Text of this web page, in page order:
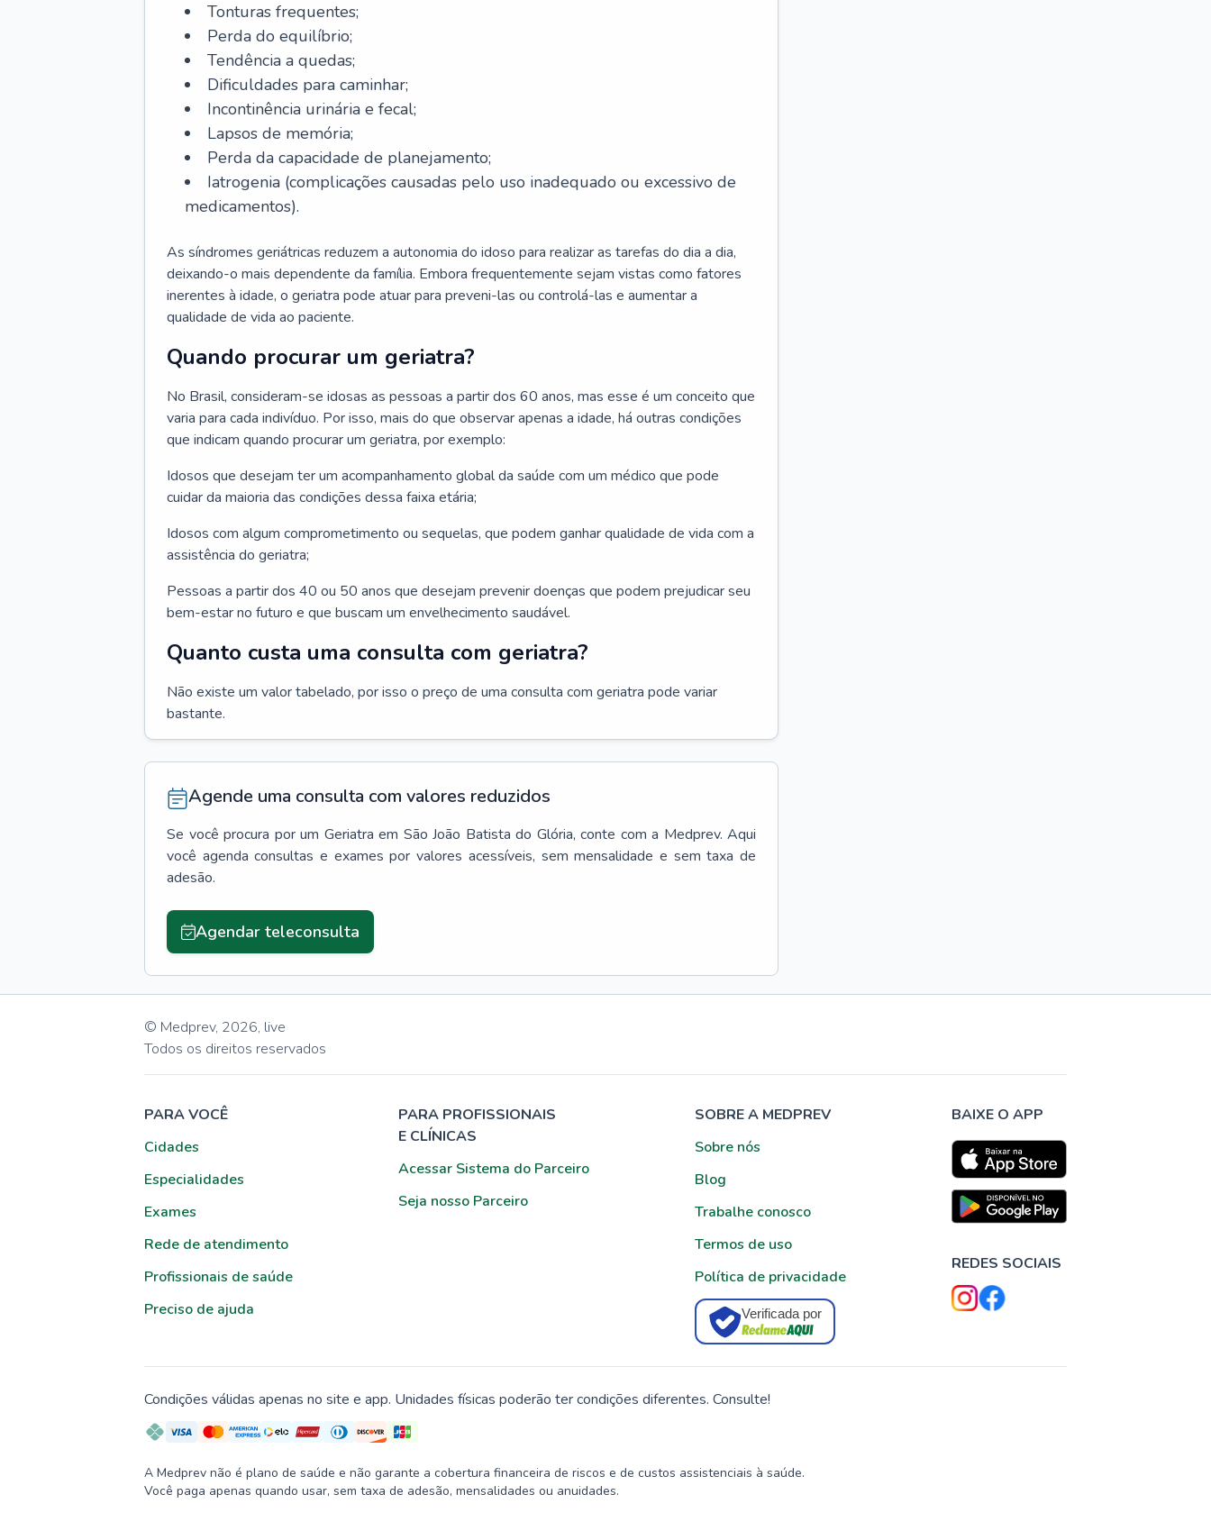
Tonturas frequentes;
Perda do equilíbrio;
Tendência a quedas;
Dificuldades para caminhar;
Incontinência urinária e fecal;
Lapsos de memória;
Perda da capacidade de planejamento;
Iatrogenia (complicações causadas pelo uso inadequado ou excessivo de
medicamentos).
As síndromes geriátricas reduzem a autonomia do idoso para realizar as tarefas do dia a dia,
deixando-o mais dependente da família. Embora frequentemente sejam vistas como fatores
inerentes à idade, o geriatra pode atuar para preveni-las ou controlá-las e aumentar a
qualidade de vida ao paciente.
Quando procurar um geriatra?
No Brasil, consideram-se idosas as pessoas a partir dos 60 anos, mas esse é um conceito que
varia para cada indivíduo. Por isso, mais do que observar apenas a idade, há outras condições
que indicam quando procurar um geriatra, por exemplo:
Idosos que desejam ter um acompanhamento global da saúde com um médico que pode
cuidar da maioria das condições dessa faixa etária;
Idosos com algum comprometimento ou sequelas, que podem ganhar qualidade de vida com a
assistência do geriatra;
Pessoas a partir dos 40 ou 50 anos que desejam prevenir doenças que podem prejudicar seu
bem-estar no futuro e que buscam um envelhecimento saudável.
Quanto custa uma consulta com geriatra?
Não existe um valor tabelado, por isso o preço de uma consulta com geriatra pode variar
bastante.
Agende uma consulta com valores reduzidos
Se você procura por um Geriatra em São João Batista do Glória, conte com a Medprev. Aqui
você agenda consultas e exames por valores acessíveis, sem mensalidade e sem taxa de
adesão.
Agendar teleconsulta
© Medprev, 2026, live
Todos os direitos reservados
PARA VOCÊ
Cidades
Especialidades
Exames
Rede de atendimento
Profissionais de saúde
Preciso de ajuda
PARA PROFISSIONAIS
E CLÍNICAS
Acessar Sistema do Parceiro
Seja nosso Parceiro
SOBRE A MEDPREV
Sobre nós
Blog
Trabalhe conosco
Termos de uso
Política de privacidade
Verificada por
BAIXE O APP
REDES SOCIAIS
Condições válidas apenas no site e app. Unidades físicas poderão ter condições diferentes. Consulte!
A Medprev não é plano de saúde e não garante a cobertura financeira de riscos e de custos assistenciais à saúde.
Você paga apenas quando usar, sem taxa de adesão, mensalidades ou anuidades.